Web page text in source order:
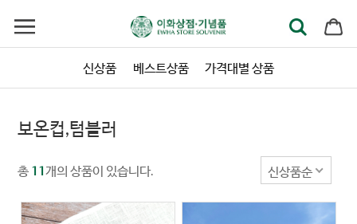
신상품 베스트상품 가격대별 상품
보온컵,텀블러
총 11개의 상품이 있습니다. 신상품순